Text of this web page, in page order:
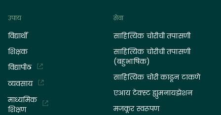
उपाय
विद्यार्थी
शिक्षक
विद्यापीठ
व्यवसाय
माध्यमिक
शिक्षण
सेवा
साहित्यिक चोरीची तपासणी
साहित्यिक चोरीची तपासणी
(बहुभाषिक)
साहित्यिक चोरी काढून टाकणे
एआय टेक्स्ट ह्युमनायझेशन
मजकूर स्वरूपण